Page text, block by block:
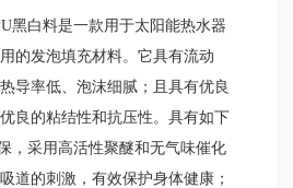
黑白料是一款用于太阳能热水器
的发泡填充材料。它具有流动
导率低、泡沫细腻；且具有优良
良的粘结性和抗压性。具有如下
，采用高活性聚醚和无气味催化
道的刺激，有效保护身体健康；